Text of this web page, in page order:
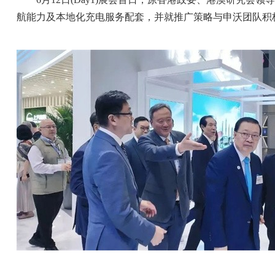
航能力及本地化充电服务配套，并就推广策略与申沃团队积